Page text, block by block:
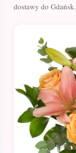
dostawy do Gdańsk.